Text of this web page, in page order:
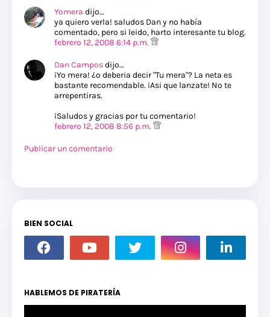
Yomera dijo…
ya quiero verla! saludos Dan y no había
comentado, pero si leido, harto interesante tu blog.
febrero 12, 2008 6:14 p.m.
Dan Camposdijo…
¡Yo mera! ¿o deberia decir "Tu mera"? La neta es
bastante recomendable. ¡Asi que lanzate! No te
arrepentiras.
¡Saludos y gracias por tu comentario!
febrero 12, 2008 8:56 p.m.
Publicar un comentario
BIEN SOCIAL
HABLEMOS DE PIRATERÍA